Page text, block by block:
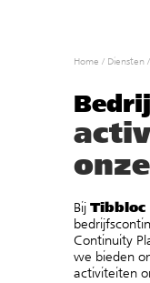
Home / Diensten /
Bij Tibbloc
Continuity
we bieden
activiteiten